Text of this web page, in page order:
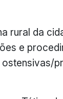
rural da
e